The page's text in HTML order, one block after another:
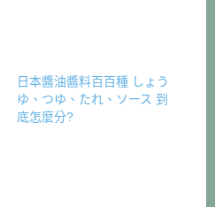
日本醬油醬料百百種 しょう
ゆ、つゆ、たれ、ソース 到
底怎麼分?